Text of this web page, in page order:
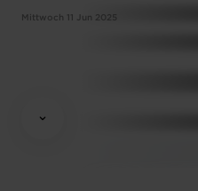
Mittwoch 11 Jun 2025